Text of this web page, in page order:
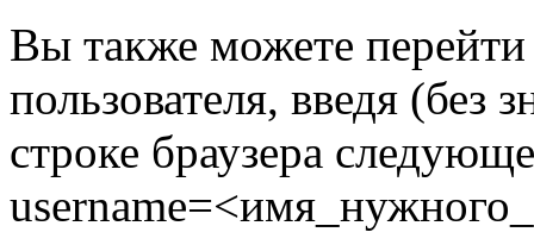
Вы также можете
пользователя, введя (без
строке браузера